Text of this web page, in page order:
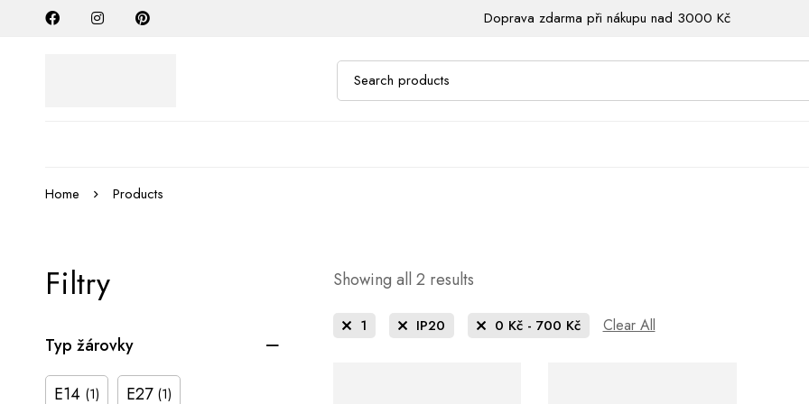
Doprava zdarma při nákupu nad 3000 Kč
Home Products
Filtry
Typ žárovky
E14 (1) E27 (1)
Showing all 2 results
1 IP20 0 Kč- 700 Kč Clear All